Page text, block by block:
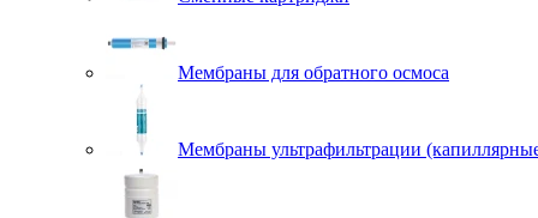
Мембраны для обратного осмоса
Мембраны ультрафильтрации